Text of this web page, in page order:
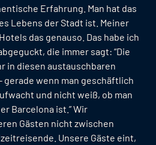
Erfahrung. Man hat das
Lebens der Stadt ist. Meiner
das genauso. Das habe ich
die immer sagt: “Die
in diesen austauschbaren
gerade wenn man geschäftlich
und nicht weiß, ob man
Barcelona ist.” Wir
Gästen nicht zwischen
Unsere Gäste eint,